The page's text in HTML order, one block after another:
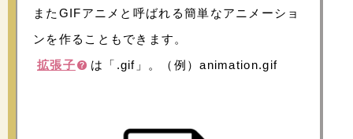
またGIFアニメと呼ばれる簡単なアニメーショ
ンを作ることもできます。
拡張子
は「.gif」。（例）animation.gif